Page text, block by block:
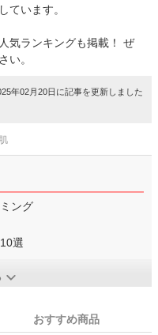
ています。
気ランキングも掲載！ ぜ
い。
年02月20日に記事を更新しました
ング
選
おすすめ商品